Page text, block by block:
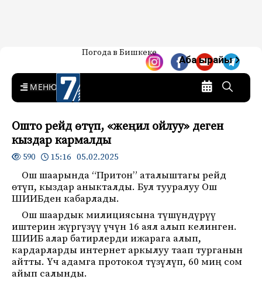
7-канал. Жаңылыктар —
Кыргызстан
Жаңылыктар — Кыргызстан
Погода в Бишкеке
Аба ырайы
MENU
Ошто рейд өтүп, «жеңил ойлуу» деген
кыздар кармалды
590 15:16 05.02.2025
Ош шаарында “Притон” аталыштагы рейд
өтүп, кыздар аныкталды. Бул тууралуу Ош
ШИИБден кабарлады.
Ош шаардык милициясына түшүндүрүү
иштерин жүргүзүү үчүн 16 аял алып келинген.
ШИИБ алар батирлерди ижарага алып,
кардарларды интернет аркылуу таап турганын
айтты. Үч адамга протокол түзүлүп, 60 миң сом
айып салынды.